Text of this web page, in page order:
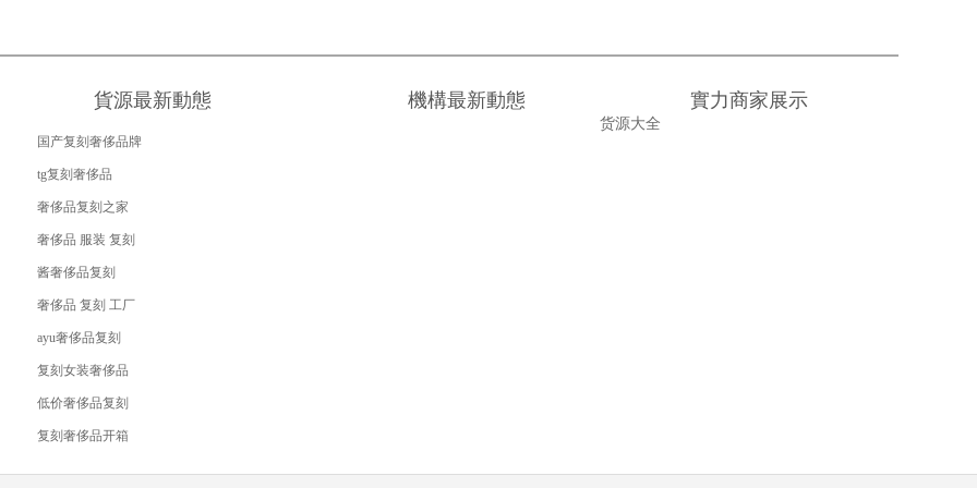
貨源最新動態
国产复刻奢侈品牌
tg复刻奢侈品
奢侈品复刻之家
奢侈品 服装 复刻
酱奢侈品复刻
奢侈品 复刻 工厂
ayu奢侈品复刻
复刻女装奢侈品
低价奢侈品复刻
复刻奢侈品开箱
機構最新動態 實力商家展示
货源大全